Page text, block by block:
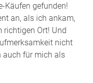
Käufen gefunden!
an, als ich ankam,
richtigen Ort! Und
nicht
auch für mich als